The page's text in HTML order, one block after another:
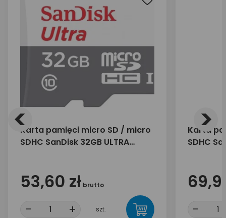
Karta pamięci micro SD / micro
SDHC SanDisk 32GB ULTRA
53,60 zł brutto
- + szt.
Karta
SDHC
-
< >